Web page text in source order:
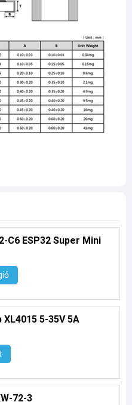
C6 ESP32 Super Mini
XL4015 5-35V 5A
72-3